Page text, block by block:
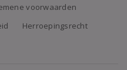
voorwaarden
Herroepingsrecht